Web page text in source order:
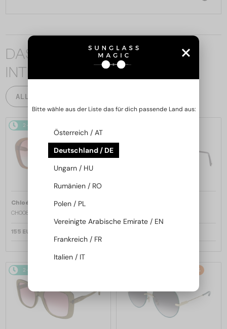
DAS KÖNNTE SIE AUCH
INTERESSIEREN
ALLE PRODUKTE
2-4 WERKTAGE
Chloé
Sonnenbrillen
CH0081S - 002 - 55
155 EUR
2-4 WERKTAGE -34%
Bitte wähle aus der Liste das für dich passende Land aus:
Österreich / AT
Deutschland / DE
Ungarn / HU
Rumänien / RO
Polen / PL
Vereinigte Arabische Emirate / EN
Frankreich / FR
Italien / IT